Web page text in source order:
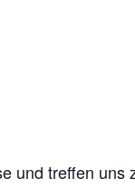
und treffen